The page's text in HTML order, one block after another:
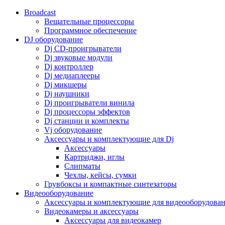
Broadcast
Вещательные процессоры
Программное обеспечение
DJ оборудование
Dj CD-проигрыватели
Dj звуковые модули
Dj контроллер
Dj медиаплееры
Dj микшеры
Dj наушники
Dj проигрыватели винила
Dj процессоры эффектов
Dj станции и комплекты
Vj оборудование
Аксессуары и комплектующие для Dj
Аксессуары
Картриджи, иглы
Слипматы
Чехлы, кейсы, сумки
Грувбоксы и компактные синтезаторы
Видеооборудование
Аксессуары и комплектующие для
Видеокамеры и аксессуары
Аксессуары для видеокамер